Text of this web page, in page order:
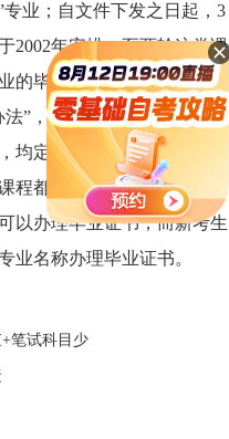
业；自文件下发之日起，3
2002年安排一至两轮这类课
的毕业证书。“并、转”的专
”，从2002年元月份的考试
均定义为新考生；相应的，
程都能顶替调整后专业相应
以办理毕业证书，而新考生
业名称办理毕业证书。
笔试科目少